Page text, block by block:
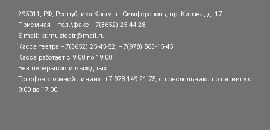
295011, РФ, Республика Крым, г. Симферополь, пр. Кирова, д. 17
Приемная – тел.\факс +7(3652) 25-44-28
E-mail: kr.muzteatr@mail.ru
Касса театра +7(3652) 25-45-52, +7(978) 563-15-45
Касса работает с 9:00 по 19:00
Без перерывов и выходных
Телефон «горячей линии»: +7-978-149-21-75, с понедельника по пятницу с
9:00 до 17:00